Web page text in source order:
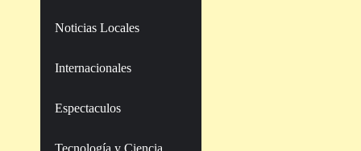
Noticias Locales
Internacionales
Espectaculos
Tecnología y Ciencia